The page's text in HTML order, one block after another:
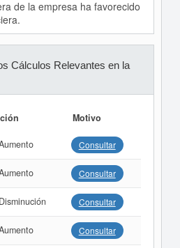
de la empresa ha favorecido
Cálculos Relevantes en la
Motivo
Consultar
Consultar
Disminución Consultar
Consultar